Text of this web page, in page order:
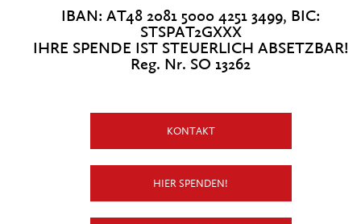
IBAN: AT48 2081 5000 4251 3499, BIC:
STSPAT2GXXX
IHRE SPENDE IST STEUERLICH ABSETZBAR!
Reg. Nr. SO 13262
KONTAKT
HIER SPENDEN!